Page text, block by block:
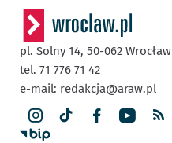
pl. Solny 14, 50-062 Wrocław
tel. 71 776 71 42
e-mail: redakcja@araw.pl